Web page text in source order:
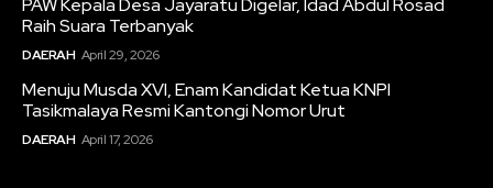
PAW Kepala Desa Jayaratu Digelar, Idad Abdul Rosad
Raih Suara Terbanyak
DAERAH April 29, 2026
Menuju Musda XVI, Enam Kandidat Ketua KNPI
Tasikmalaya Resmi Kantongi Nomor Urut
DAERAH April 17, 2026